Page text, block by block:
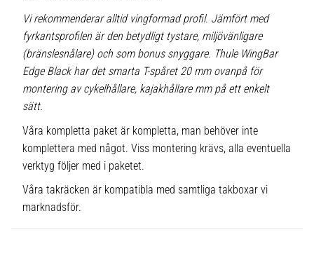
Vi rekommenderar alltid vingformad profil. Jämfört med
fyrkantsprofilen är den betydligt tystare, miljövänligare
(bränslesnålare) och som bonus snyggare. Thule WingBar
Edge Black har det smarta T-spåret 20 mm ovanpå för
montering av cykelhållare, kajakhållare mm på ett enkelt
sätt.
Våra kompletta paket är kompletta, man behöver inte
komplettera med något. Viss montering krävs, alla eventuella
verktyg följer med i paketet.
Våra takräcken är kompatibla med samtliga takboxar vi
marknadsför.